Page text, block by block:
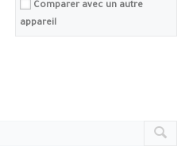
Comparer avec un autre
appareil